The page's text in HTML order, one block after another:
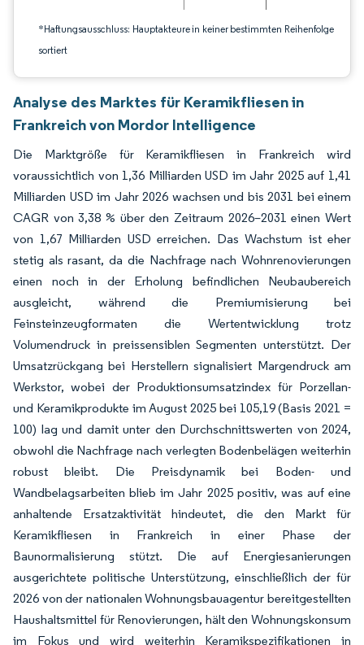
*Haftungsausschluss: Hauptakteure in keiner bestimmten Reihenfolge
sortiert
Analyse des Marktes für Keramikfliesen in
Frankreich von Mordor Intelligence
Die Marktgröße für Keramikfliesen in Frankreich wird
voraussichtlich von 1,36 Milliarden USD im Jahr 2025 auf 1,41
Milliarden USD im Jahr 2026 wachsen und bis 2031 bei einem
CAGR von 3,38 % über den Zeitraum 2026–2031 einen Wert
von 1,67 Milliarden USD erreichen. Das Wachstum ist eher
stetig als rasant, da die Nachfrage nach Wohnrenovierungen
einen noch in der Erholung befindlichen Neubaubereich
ausgleicht, während die Premiumisierung bei
Feinsteinzeugformaten die Wertentwicklung trotz
Volumendruck in preissensiblen Segmenten unterstützt. Der
Umsatzrückgang bei Herstellern signalisiert Margendruck am
Werkstor, wobei der Produktionsumsatzindex für Porzellan-
und Keramikprodukte im August 2025 bei 105,19 (Basis 2021 =
100) lag und damit unter den Durchschnittswerten von 2024,
obwohl die Nachfrage nach verlegten Bodenbelägen weiterhin
robust bleibt. Die Preisdynamik bei Boden- und
Wandbelagsarbeiten blieb im Jahr 2025 positiv, was auf eine
anhaltende Ersatzaktivität hindeutet, die den Markt für
Keramikfliesen in Frankreich in einer Phase der
Baunormalisierung stützt. Die auf Energiesanierungen
ausgerichtete politische Unterstützung, einschließlich der für
2026 von der nationalen Wohnungsbauagentur bereitgestellten
Haushaltsmittel für Renovierungen, hält den Wohnungskonsum
im Fokus und wird weiterhin Keramikspezifikationen in